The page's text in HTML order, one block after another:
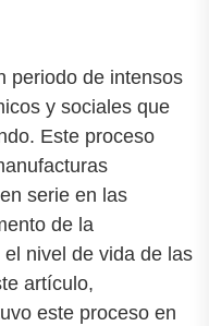
periodo de intensos
y sociales que
Este proceso
serie en las
de la
nivel de vida de las
artículo,
este proceso en